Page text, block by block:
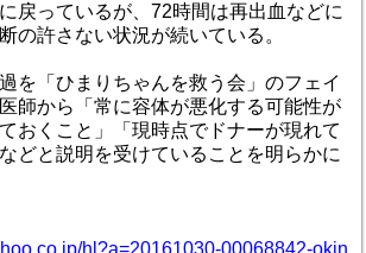
戻っているが、72時間は再出血などに
の許さない状況が続いている。
を「ひまりちゃんを救う会」のフェイ
師から「常に容体が悪化する可能性が
おくこと」「現時点でドナーが現れて
どと説明を受けていることを明らかに